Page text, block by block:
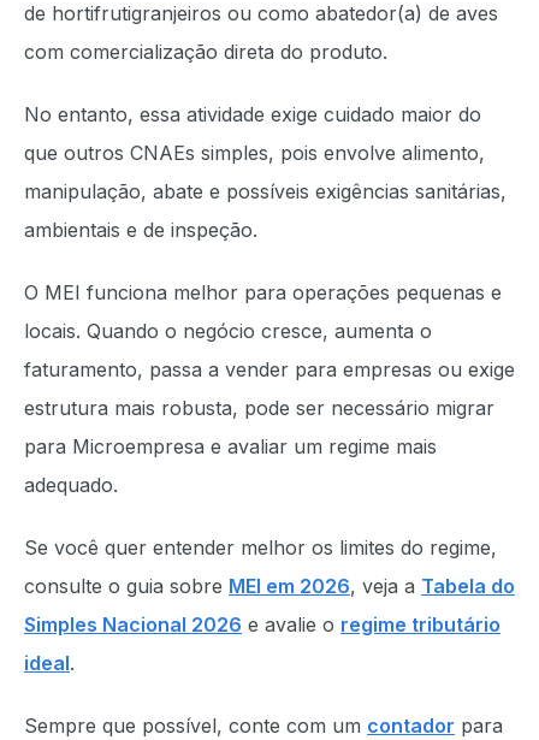
de hortifrutigranjeiros ou como abatedor(a) de aves
com comercialização direta do produto.
No entanto, essa atividade exige cuidado maior do
que outros CNAEs simples, pois envolve alimento,
manipulação, abate e possíveis exigências sanitárias,
ambientais e de inspeção.
O MEI funciona melhor para operações pequenas e
locais. Quando o negócio cresce, aumenta o
faturamento, passa a vender para empresas ou exige
estrutura mais robusta, pode ser necessário migrar
para Microempresa e avaliar um regime mais
adequado.
Se você quer entender melhor os limites do regime,
consulte o guia sobre MEI em 2026, veja a Tabela do
Simples Nacional 2026 e avalie o regime tributário
ideal.
Sempre que possível, conte com um contador para